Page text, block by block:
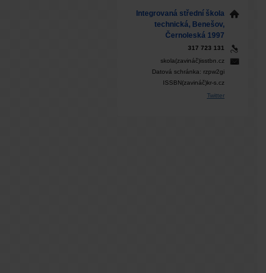
Integrovaná střední škola
technická, Benešov,
Černoleská 1997
317 723 131
skola(zavináč)isstbn.cz
Datová schránka: rzpw2gi
ISSBN(zavináč)kr-s.cz
Twitter